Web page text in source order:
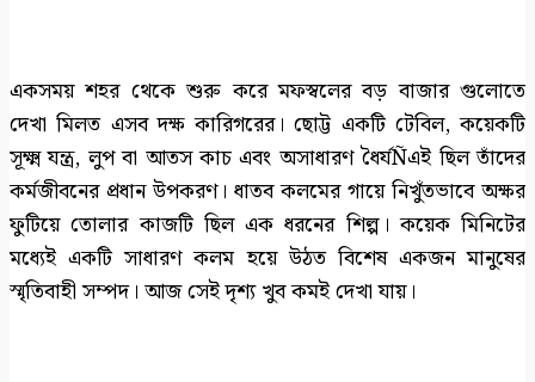
একসময় শহর থেকে শুরু করে মফস্বলের বড় বাজার গুলোতে
দেখা মিলত এসব দক্ষ কারিগরের। ছোট্ট একটি টেবিল, কয়েকটি
সূক্ষ্ম যন্ত্র, লুপ বা আতস কাচ এবং অসাধারণ ধৈর্যÑএই ছিল তাঁদের
কর্মজীবনের প্রধান উপকরণ। ধাতব কলমের গায়ে নিখুঁতভাবে অক্ষর
ফুটিয়ে তোলার কাজটি ছিল এক ধরনের শিল্প। কয়েক মিনিটের
মধ্যেই একটি সাধারণ কলম হয়ে উঠত বিশেষ একজন মানুষের
স্মৃতিবাহী সম্পদ। আজ সেই দৃশ্য খুব কমই দেখা যায়।